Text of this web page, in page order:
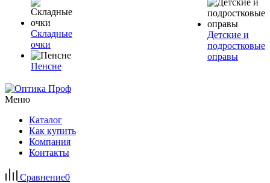
Складные
очки
Пенсне
Детские и
подростковые
оправы
Меню
Каталог
Как купить
Компания
Контакты
Сравнение0